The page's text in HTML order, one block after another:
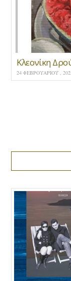
Κλεονίκη
24 ΦΕΒΡΟΥΑΡΊΟΥ ,